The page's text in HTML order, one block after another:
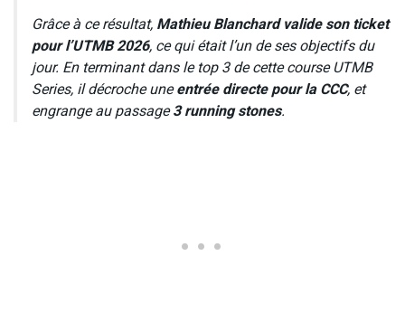
Grâce à ce résultat, Mathieu Blanchard valide son ticket
pour l’UTMB 2026, ce qui était l’un de ses objectifs du
jour. En terminant dans le top 3 de cette course UTMB
Series, il décroche uneentrée directe pour la CCC, et
engrange au passage3 running stones.